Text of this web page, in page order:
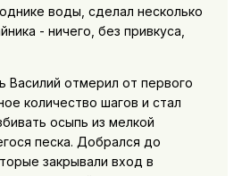
воды, сделал несколько
- ничего, без привкуса,
отмерил от первого
количество шагов и стал
осыпь из мелкой
песка. Добрался до
закрывали вход в